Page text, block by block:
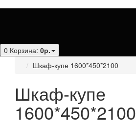
0 Корзина: 0р.
Шкаф-купе 1600*450*2100
Шкаф-купе
1600*450*2100